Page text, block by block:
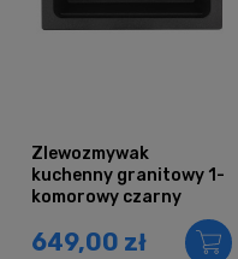
Zlewozmywak
kuchenny granitowy 1-
komorowy czarny
649,00 zł